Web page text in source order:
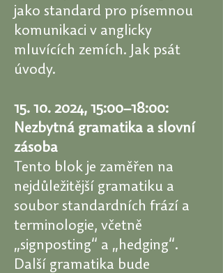
jako standard pro písemnou
komunikaci v anglicky
mluvících zemích. Jak psát
úvody.
15. 10. 2024, 15:00–18:00:
Nezbytná gramatika a slovní
zásoba
Tento blok je zaměřen na
nejdůležitější gramatiku a
soubor standardních frází a
terminologie, včetně
„signposting“ a „hedging“.
Další gramatika bude